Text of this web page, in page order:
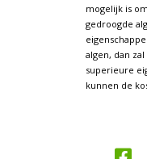
mogelijk is
gedroogde
algen, dan
superieure
kunnen de